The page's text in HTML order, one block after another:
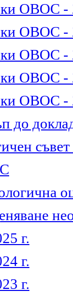
ОВОС -
ОВОС -
ОВОС -
ОВОС -
ОВОС -
до
г.
г.
г.